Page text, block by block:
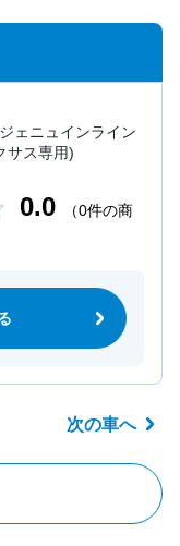
ェニュインライン
サス専用)
0.0
（0件の商
次の車へ